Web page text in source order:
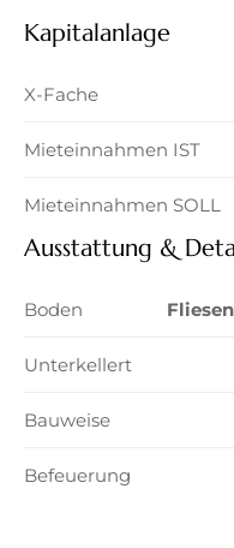
Kapitalanlage
X-Fache
Mieteinnahmen IST
Mieteinnahmen SOLL
Ausstattung &
Boden
Unterkellert
Bauweise
Befeuerung